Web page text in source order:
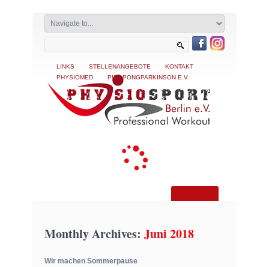
LINKS STELLENANGEBOTE
KONTAKT
PHYSIOMED
PINGPONGPARKINSON E.V.
Monthly Archives: Juni 2018
Wir machen Sommerpause